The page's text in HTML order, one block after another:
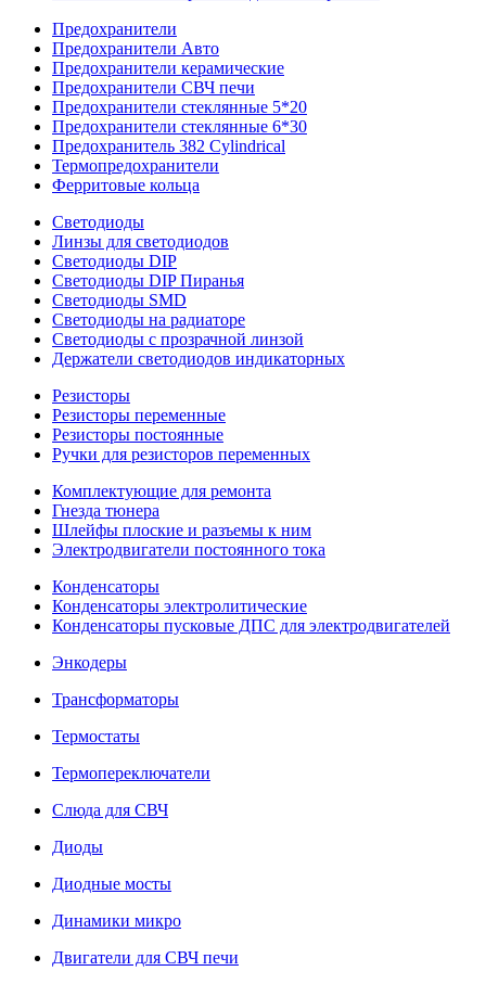
Предохранители
Предохранители Авто
Предохранители керамические
Предохранители СВЧ печи
Предохранители стеклянные 5*20
Предохранители стеклянные 6*30
Предохранитель 382 Cylindrical
Термопредохранители
Ферритовые кольца
Светодиоды
Линзы для светодиодов
Светодиоды DIP
Светодиоды DIP Пиранья
Светодиоды SMD
Светодиоды на радиаторе
Светодиоды с прозрачной линзой
Держатели светодиодов индикаторных
Резисторы
Резисторы переменные
Резисторы постоянные
Ручки для резисторов переменных
Комплектующие для ремонта
Гнезда тюнера
Шлейфы плоские и разъемы к ним
Электродвигатели постоянного тока
Конденсаторы
Конденсаторы электролитические
Конденсаторы пусковые ДПС для электродвигателей
Энкодеры
Трансформаторы
Термостаты
Термопереключатели
Слюда для СВЧ
Диоды
Диодные мосты
Динамики микро
Двигатели для СВЧ печи